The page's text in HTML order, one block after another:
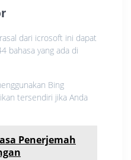
dari icrosoft ini dapat
bahasa yang ada di
Bing
tersendiri jika Anda
Penerjemah